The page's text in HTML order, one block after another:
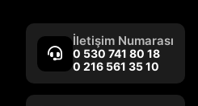
İletişim Numarası
0 530 741 80 18
0 216 561 35 10